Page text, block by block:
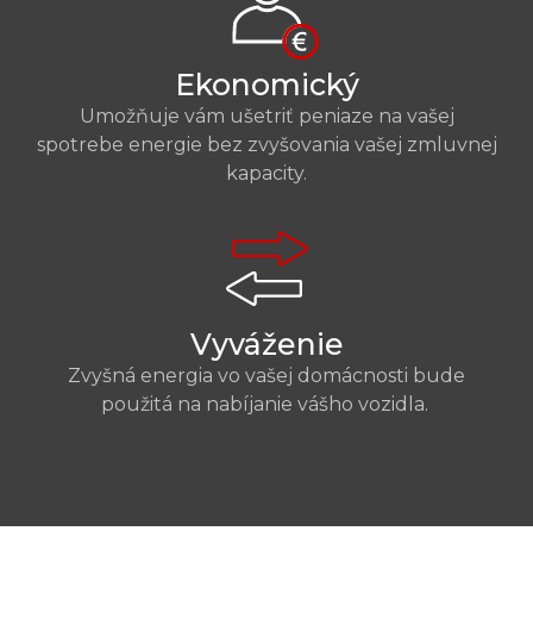
Ekonomický
Umožňuje vám ušetriť peniaze na vašej
spotrebe energie bez zvyšovania vašej zmluvnej
kapacity.
Vyváženie
Zvyšná energia vo vašej domácnosti bude
použitá na nabíjanie vášho vozidla.